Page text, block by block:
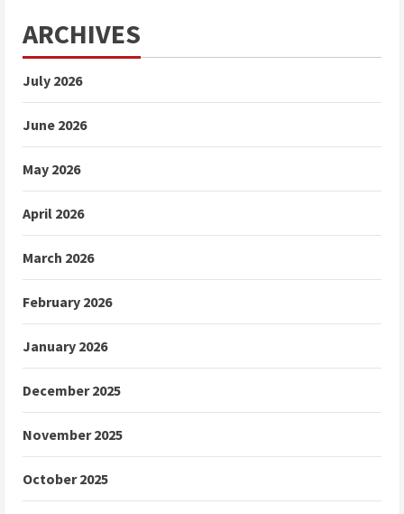
ARCHIVES
July 2026
June 2026
May 2026
April 2026
March 2026
February 2026
January 2026
December 2025
November 2025
October 2025